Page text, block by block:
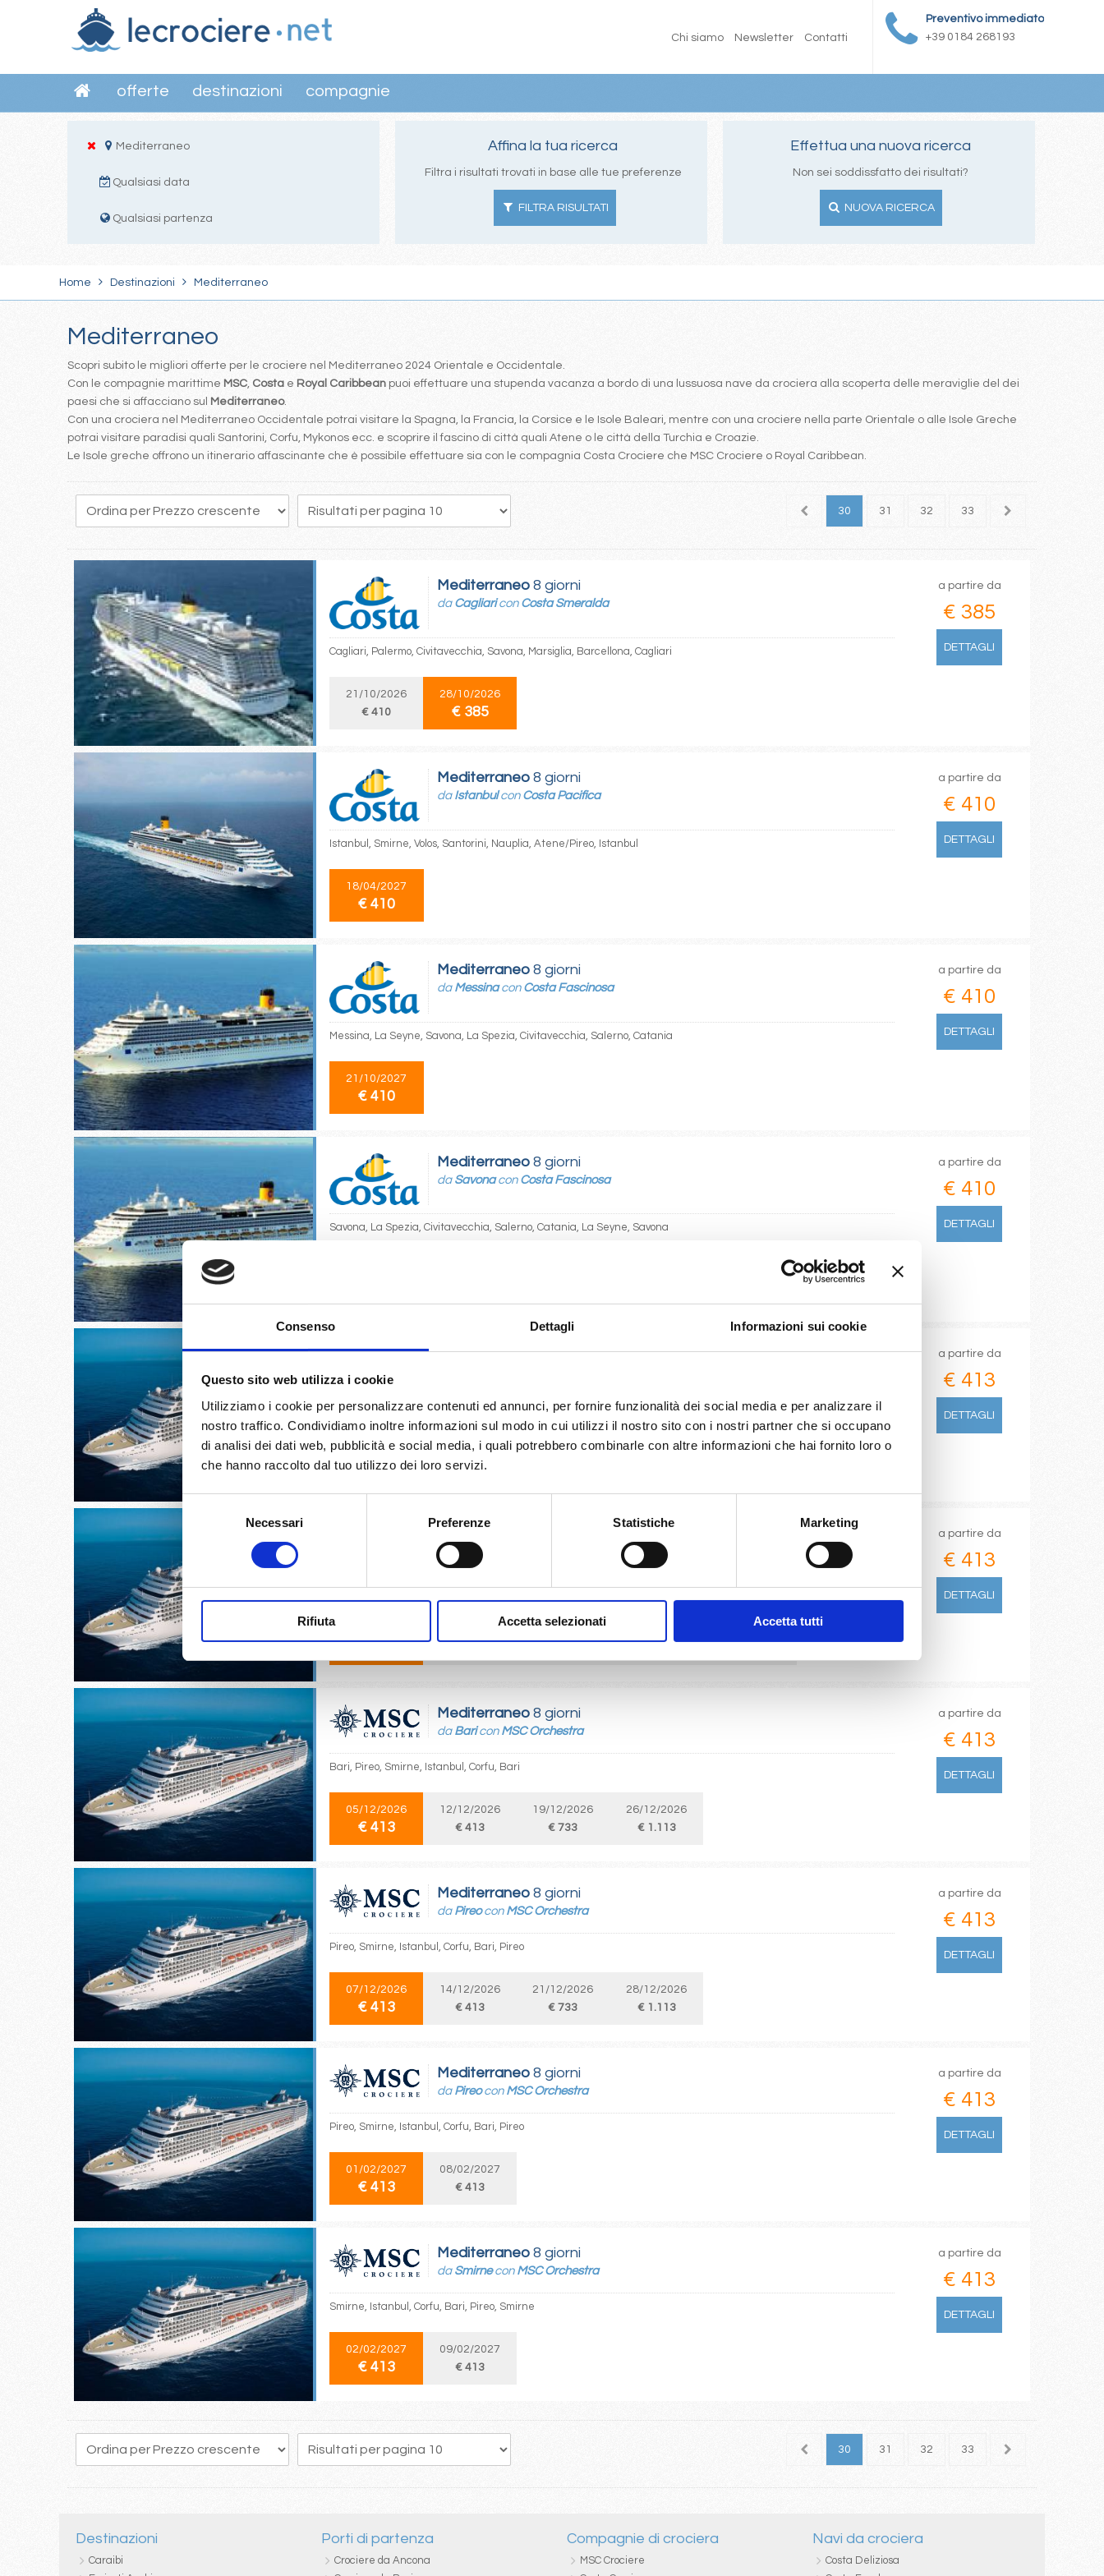
Consenso Dettagli Informazioni sui cookie
Questo sito web utilizza i cookie
Utilizziamo i cookie per personalizzare contenuti ed annunci, per fornire funzionalità dei social media e per analizzare il
nostro traffico. Condividiamo inoltre informazioni sul modo in cui utilizzi il nostro sito con i nostri partner che si occupano
di analisi dei dati web, pubblicità e social media, i quali potrebbero combinarle con altre informazioni che hai fornito loro o
che hanno raccolto dal tuo utilizzo dei loro servizi.
Selezione
consenso
Necessari Preferenze Statistiche Marketing
Rifiuta Accetta selezionati Accetta tutti
Preventivo immediato
+39 0184 268193
Chi siamo Newsletter Contatti
offerte destinazioni compagnie
Mediterraneo
Qualsiasi data
Qualsiasi partenza
Affina la tua ricerca
Filtra i risultati trovati in base alle tue preferenze
FILTRA RISULTATI
Effettua una nuova ricerca
Non sei soddissfatto dei risultati?
NUOVA RICERCA
Home Destinazioni Mediterraneo
Mediterraneo
Scopri subito le migliori offerte per le crociere nel Mediterraneo 2024 Orientale e Occidentale.
Con le compagnie marittime MSC, Costa e Royal Caribbean puoi effettuare una stupenda vacanza a bordo di una lussuosa nave da crociera alla scoperta delle meraviglie del dei
paesi che si affacciano sul
Mediterraneo.
Con una crociera nel Mediterraneo Occidentale potrai visitare la Spagna, la Francia, la Corsice e le Isole Baleari, mentre con una crociere nella parte Orientale o alle Isole Greche
potrai visitare paradisi quali Santorini, Corfu, Mykonos ecc. e scoprire il fascino di città quali Atene o le città della Turchia e Croazie.
Le Isole greche offrono un itinerario affascinante che è possibile effettuare sia con le compagnia Costa Crociere che MSC Crociere o Royal Caribbean.
12 13 14 15 17 18 19 20 29 30 31 32 33 34
Mediterraneo 8 giorni
da Cagliaricon Costa Smeralda
Cagliari, Palermo, Civitavecchia, Savona, Marsiglia, Barcellona, Cagliari
21/10/2026
€ 410
28/10/2026
€ 385
a partire da
€ 385
DETTAGLI
Mediterraneo 8 giorni
da Istanbulcon Costa Pacifica
Istanbul, Smirne, Volos, Santorini, Nauplia, Atene/Pireo, Istanbul
18/04/2027
€ 410
a partire da
€ 410
DETTAGLI
Mediterraneo 8 giorni
da Messinacon Costa Fascinosa
Messina, La Seyne, Savona, La Spezia, Civitavecchia, Salerno, Catania
21/10/2027
€ 410
a partire da
€ 410
DETTAGLI
Mediterraneo 8 giorni
da Savonacon Costa Fascinosa
Savona, La Spezia, Civitavecchia, Salerno, Catania, La Seyne, Savona
a partire da
€ 410
DETTAGLI
Mediterraneo8 giorni
Smirne, Istanbul, Corfu, Bari, Pireo, Smirne
01/12/2026
€ 413
08/12/2026
€ 413
22/12/2026
29/12/2026
a partire da
€ 413
DETTAGLI
da Istanbul
Istanbul, Corfu, Bari, Pireo, Smirne, Istanbul
a partire da
€ 413
DETTAGLI
Mediterraneo 8 giorni
da Baricon MSC Orchestra
Bari, Pireo, Smirne, Istanbul, Corfu, Bari
05/12/2026
€ 413
12/12/2026
€ 413
19/12/2026
€ 733
26/12/2026
€ 1.113
a partire da
€ 413
DETTAGLI
Mediterraneo 8 giorni
da Pireocon MSC Orchestra
Pireo, Smirne, Istanbul, Corfu, Bari, Pireo
07/12/2026
€ 413
14/12/2026
€ 413
21/12/2026
€ 733
28/12/2026
€ 1.113
a partire da
€ 413
DETTAGLI
Mediterraneo 8 giorni
da Pireocon MSC Orchestra
Pireo, Smirne, Istanbul, Corfu, Bari, Pireo
01/02/2027
€ 413
08/02/2027
€ 413
a partire da
€ 413
DETTAGLI
Mediterraneo 8 giorni
da Smirnecon MSC Orchestra
Smirne, Istanbul, Corfu, Bari, Pireo, Smirne
02/02/2027
€ 413
09/02/2027
€ 413
a partire da
€ 413
DETTAGLI
12 13 14 15 17 18 19 20 29 30 31 32 33 34
Destinazioni
Caraibi
Porti di partenza
Crociere da Ancona
Compagnie di crociera
MSC Crociere
Navi da crociera
Costa Deliziosa